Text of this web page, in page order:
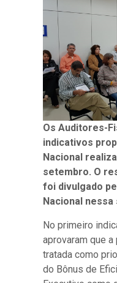
Os Auditores-
indicativos
Nacional
setembro. O
foi divulgado
Nacional
No primeiro
aprovaram que
tratada como
do Bônus de